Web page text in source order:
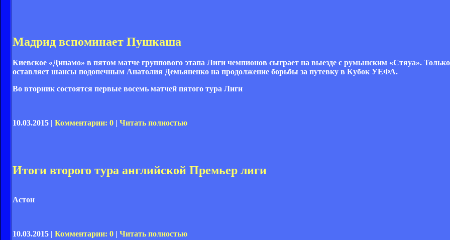
Мадрид вспоминает Пушкаша
Киевское «Динамо» в пятом матче группового этапа Лиги чемпионов сыграет на выезде с румынским «Стяуа».
оставляет шансы подопечным Анатолия Демьяненко на продолжение борьбы за путевку в Кубок УЕФА.
Во вторник состоятся первые восемь матчей пятого тура Лиги
10.03.2015 | Комментарии: 0 Читать полностью
Итоги второго тура английской Премьер лиги
Астон
10.03.2015 | Комментарии: 0 | Читать полностью